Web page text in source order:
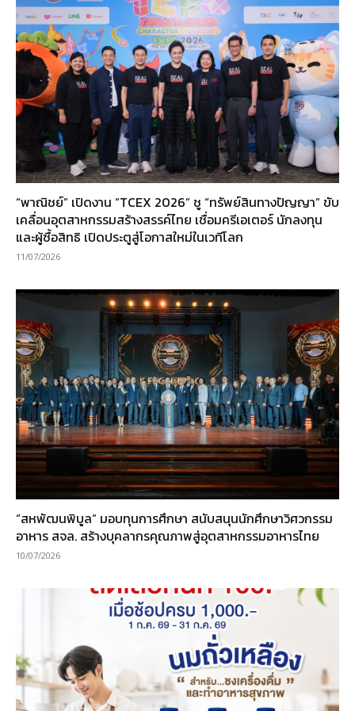
“พาณิชย์” เปิดงาน “TCEX 2026” ชู “ทรัพย์สินทางปัญญา” ขับ
เคลื่อนอุตสาหกรรมสร้างสรรค์ไทย เชื่อมครีเอเตอร์ นักลงทุน
และผู้ซื้อสิทธิ เปิดประตูสู่โอกาสใหม่ในเวทีโลก
11/07/2026
“สหพัฒนพิบูล” มอบทุนการศึกษา สนับสนุนนักศึกษาวิศวกรรม
อาหาร สจล. สร้างบุคลากรคุณภาพสู่อุตสาหกรรมอาหารไทย
10/07/2026